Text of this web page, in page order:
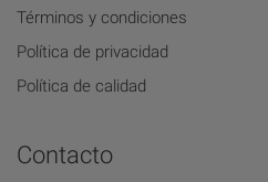
Términos y condiciones
Política de privacidad
Política de calidad
Contacto